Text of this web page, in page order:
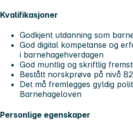
Kvalifikasjoner
Godkjent utdanning som
God digital kompetanse og
i barnehagehverdagen
God muntlig og skriftlig
Bestått norskprøve på nivå B2
Det må fremlegges gyldig
Barnehageloven
Personlige egenskaper